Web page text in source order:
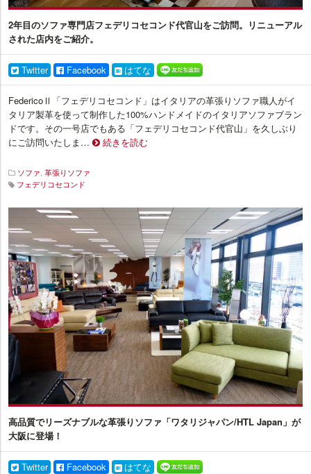
2年目のソファ専門店フェデリコセコンド代官山をご訪問。リニューアル
された店内をご紹介。
Twitter Facebook はてな
FedericoⅡ「フェデリコセコンド」はイタリアの革張りソファ職人がイ
タリア製革を使って制作した100%ハンドメイドのイタリアソファブラン
ドです。その一号店でもある「フェデリコセコンド代官山」を久しぶり
にご訪問いたしま…
続きを読む
ソファ 革張りソファ
フェデリコセコンド
イ
テ
リ
ア
プ
ラ
ス
高品質でリーズナブルな革張りソファ「ワタリジャパン/HTL Japan」が
大阪に登場！
Twitter Facebook はてな